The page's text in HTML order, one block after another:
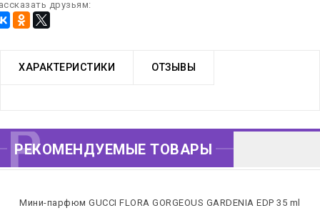
друзьям:
ХАРАКТЕРИСТИКИ ОТЗЫВЫ
РЕКОМЕНДУЕМЫЕ
ТОВАРЫ
РЕКОМЕНДУЕМЫЕ ТОВАРЫ
Мини-парфюм GUCCI FLORA GORGEOUS GARDENIA EDP 35 ml